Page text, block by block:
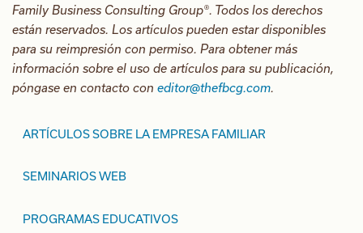
Family Business Consulting Group®. Todos los derechos
están reservados. Los artículos pueden estar disponibles
para su reimpresión con permiso. Para obtener más
información sobre el uso de artículos para su publicación,
póngase en contacto con editor@thefbcg.com.
ARTÍCULOS SOBRE LA EMPRESA FAMILIAR
SEMINARIOS WEB
PROGRAMAS EDUCATIVOS